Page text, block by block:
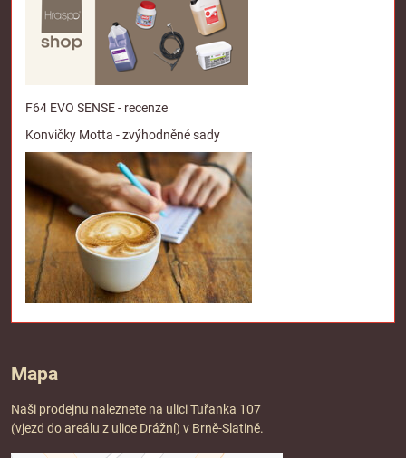
F64 EVO SENSE - recenze
Konvičky Motta - zvýhodněné sady
Mapa
Naši prodejnu naleznete na ulici Tuřanka 107
(vjezd do areálu z ulice Drážní) v Brně-Slatině.